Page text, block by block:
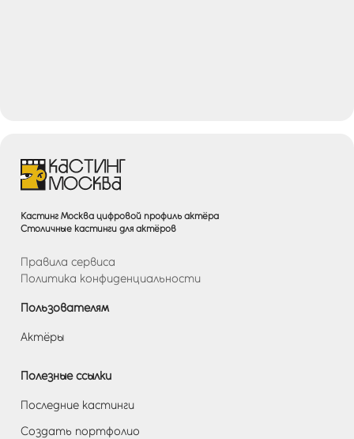
Кастинг Москва цифровой профиль актёра
Столичные кастинги для актёров
Правила сервиса
Политика конфиденциальности
Пользователям
Актёры
Полезные ссылки
Последние кастинги
Создать портфолио